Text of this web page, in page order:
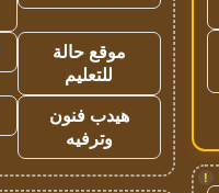
!
موقع حالة
للتعليم
هيدب فنون
وترفيه